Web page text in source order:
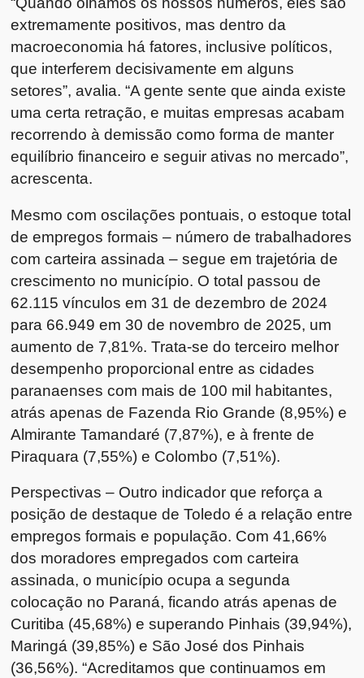
extremamente positivos, mas dentro da
macroeconomia há fatores, inclusive políticos,
que interferem decisivamente em alguns
setores”, avalia. “A gente sente que ainda existe
uma certa retração, e muitas empresas acabam
recorrendo à demissão como forma de manter
equilíbrio financeiro e seguir ativas no mercado”,
acrescenta.
Mesmo com oscilações pontuais, o estoque total
de empregos formais – número de trabalhadores
com carteira assinada – segue em trajetória de
crescimento no município. O total passou de
62.115 vínculos em 31 de dezembro de 2024
para 66.949 em 30 de novembro de 2025, um
aumento de 7,81%. Trata-se do terceiro melhor
desempenho proporcional entre as cidades
paranaenses com mais de 100 mil habitantes,
atrás apenas de Fazenda Rio Grande (8,95%) e
Almirante Tamandaré (7,87%), e à frente de
Piraquara (7,55%) e Colombo (7,51%).
Perspectivas – Outro indicador que reforça a
posição de destaque de Toledo é a relação entre
empregos formais e população. Com 41,66%
dos moradores empregados com carteira
assinada, o município ocupa a segunda
colocação no Paraná, ficando atrás apenas de
Curitiba (45,68%) e superando Pinhais (39,94%),
Maringá (39,85%) e São José dos Pinhais
(36,56%). “Acreditamos que continuamos em